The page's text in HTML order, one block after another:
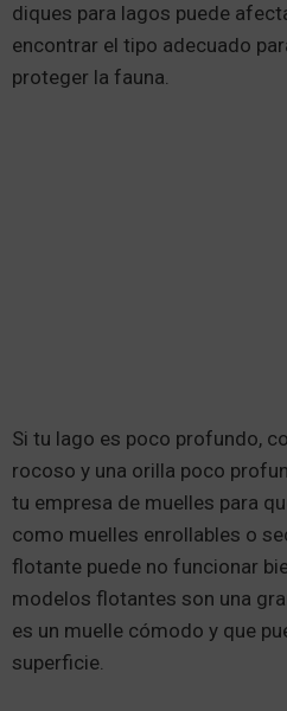
diques para lagos puede
encontrar el tipo adecuado
proteger la fauna.
Si tu lago es poco profundo,
rocoso y una orilla poco
tu empresa de muelles para
como muelles enrollables o
flotante puede no funcionar
modelos flotantes son una
es un muelle cómodo y que
superficie.